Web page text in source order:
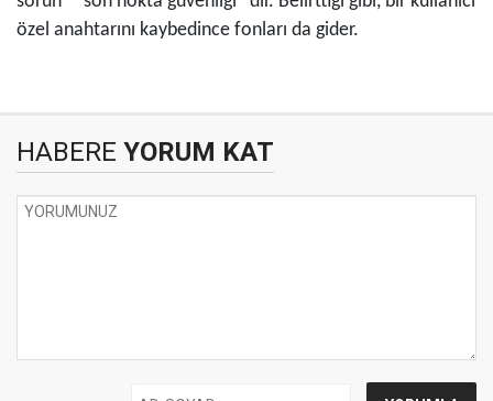
özel anahtarını kaybedince fonları da gider.
HABERE YORUM KAT